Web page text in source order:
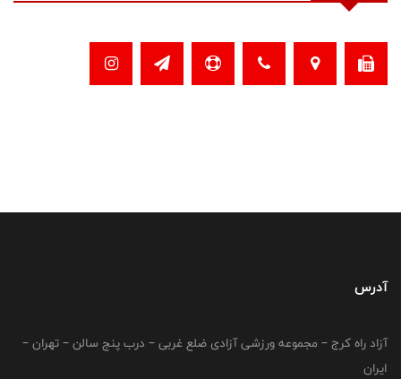
آدرس
آزاد راه کرج – مجموعه ورزشی آزادی ضلع غربی – درب پنج سالن – تهران –
ایران